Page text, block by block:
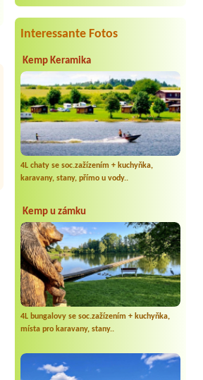
věží Maskáč
41 Stellplatz mit elektr. Anschluss
Interessante Fotos
Kemp Keramika
4L chaty se soc.zažízením + kuchyňka,
karavany, stany, přímo u vody..
Kemp u zámku
4L bungalovy se soc.zažízením + kuchyňka,
místa pro karavany, stany..